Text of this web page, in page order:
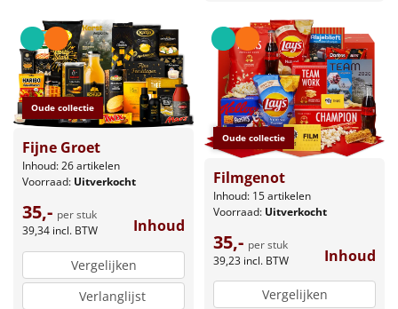
Oude collectie
Fijne Groet
Inhoud: 26 artikelen
Voorraad: Uitverkocht
35,- per stuk
39,34 incl. BTW Inhoud
Vergelijken
Verlanglijst
Oude collectie
Filmgenot
Inhoud: 15 artikelen
Voorraad: Uitverkocht
35,- per stuk
39,23 incl. BTW Inhoud
Vergelijken